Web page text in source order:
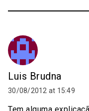
Luis Brudna
30/08/2012 at 15:49